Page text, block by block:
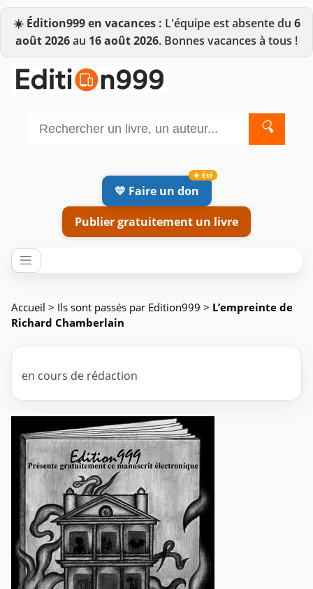
☀️ Édition999 en vacances : L'équipe est absente du 6
août 2026au 16 août 2026. Bonnes vacances à tous !
🔍
💛 Faire un don
Publier gratuitement un livre
Accueil > Ils sont passés par Edition999 > L’empreinte de
Richard Chamberlain
en cours de rédaction